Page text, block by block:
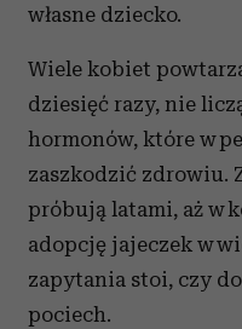
własne dziecko.
Wiele kobiet
dziesięć razy, nie
hormonów, które w
zaszkodzić zdrowiu.
próbują latami, aż w
adopcję jajeczek w
zapytania stoi, czy
pociech.